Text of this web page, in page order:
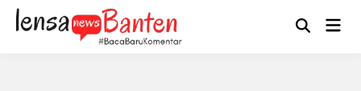
Skip
content
OpenMain